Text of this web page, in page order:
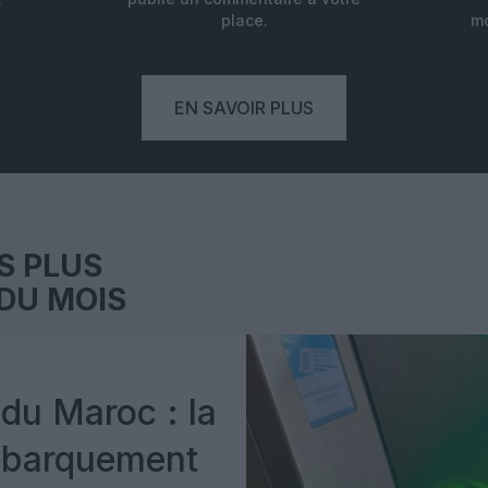
place.
EN SAVOIR PLUS
PLUS
MOIS
Maroc : la